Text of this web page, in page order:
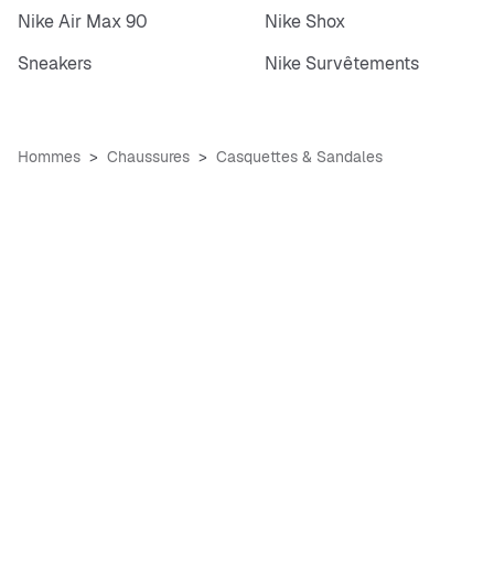
Nike Air Max 90
Nike Shox
Sneakers
Nike Survêtements
Hommes Chaussures Casquettes & Sandales